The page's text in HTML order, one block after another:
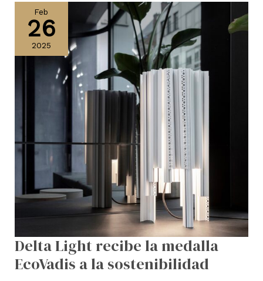
Feb
26
2025
Delta Light recibe la medalla
EcoVadis a la sostenibilidad
Light
recibe
medalla